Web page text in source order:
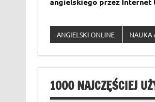
ANGIELSKI ONLINE NAUKA
1000 NAJCZĘŚCIEJ